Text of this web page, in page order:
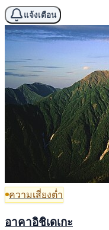
แจ้งเตือน
ความเสี่ยงต่ำ
อาคาอิชิเดเกะ